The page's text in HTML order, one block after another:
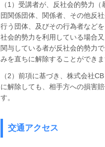
（1）受講者が、反社会的勢力
団関係団体、関係者、その他反
行う団体、及びその行為者など
社会的勢力を利用している場合
関与している者が反社会的勢力
みを直ちに解除することができ
（2）前項に基づき、株式会社
に解除しても、相手方への損害
す。
交通アクセス